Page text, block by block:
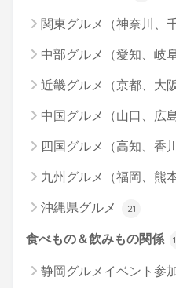
関東グルメ（神奈川、
中部グルメ（愛知、岐
近畿グルメ（京都、大
中国グルメ（山口、広
四国グルメ（高知、香
九州グルメ（福岡、熊
沖縄県グルメ 21
食べもの＆飲みもの関係
静岡グルメイベント参